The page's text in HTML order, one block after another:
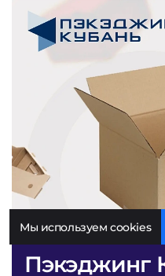
Пэкэджинг
Мы используем cookies